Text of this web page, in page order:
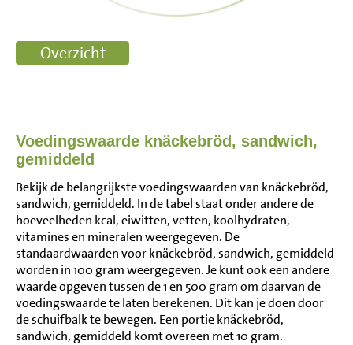
Voedingswaarde knäckebröd, sandwich,
gemiddeld
Bekijk de belangrijkste voedingswaarden van knäckebröd,
sandwich, gemiddeld. In de tabel staat onder andere de
hoeveelheden kcal, eiwitten, vetten, koolhydraten,
vitamines en mineralen weergegeven. De
standaardwaarden voor knäckebröd, sandwich, gemiddeld
worden in 100 gram weergegeven. Je kunt ook een andere
waarde opgeven tussen de 1 en 500 gram om daarvan de
voedingswaarde te laten berekenen. Dit kan je doen door
de schuifbalk te bewegen. Een portie knäckebröd,
sandwich, gemiddeld komt overeen met 10 gram.